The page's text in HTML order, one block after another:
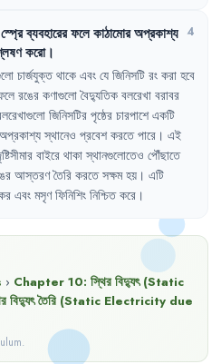
স্প্রেব্যবহারেরফলেকাঠামোরঅপ্রকাশ্য
করো।
4
চার্জযুক্ত থাকে এবং যে জিনিসটি রং করা হবে
রঙের কণাগুলো বৈদ্যুতিক বলরেখা বরাবর
জিনিসটির পৃষ্ঠের চারপাশে একটি
অপ্রকাশ্য স্থানেও প্রবেশ করতে পারে । এই
বাইরে থাকা স্থানগুলোতেও পৌঁছাতে
আস্তরণ তৈরি করতে সক্ষম হয় । এটি
এবং মসৃণ ফিনিশিং নিশ্চিত করে ।
› Chapter 10: স্থির বিদ্যুৎ (Static
বিদ্যুৎ তৈরি (Static Electricity due